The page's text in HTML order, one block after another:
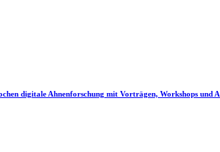
digitale Ahnenforschung mit Vorträgen, Workshops und